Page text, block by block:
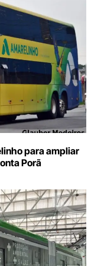
para ampliar
Porã